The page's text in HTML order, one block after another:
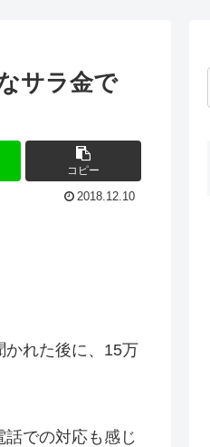
サラ金で
コピー
2018.12.10
かれた後に、15万
での対応も感じ